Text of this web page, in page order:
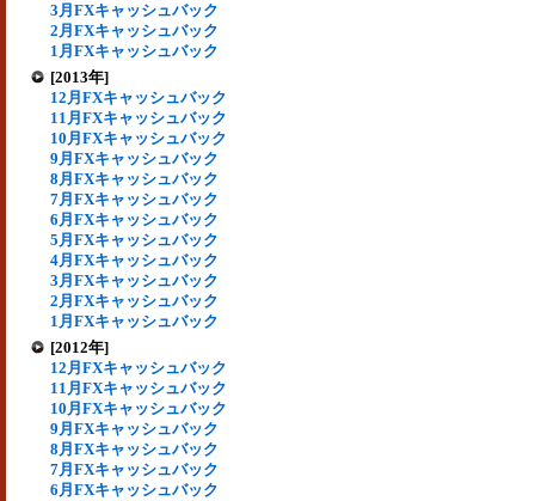
3月FXキャッシュバック
2月FXキャッシュバック
1月FXキャッシュバック
[2013年]
12月FXキャッシュバック
11月FXキャッシュバック
10月FXキャッシュバック
9月FXキャッシュバック
8月FXキャッシュバック
7月FXキャッシュバック
6月FXキャッシュバック
5月FXキャッシュバック
4月FXキャッシュバック
3月FXキャッシュバック
2月FXキャッシュバック
1月FXキャッシュバック
[2012年]
12月FXキャッシュバック
11月FXキャッシュバック
10月FXキャッシュバック
9月FXキャッシュバック
8月FXキャッシュバック
7月FXキャッシュバック
6月FXキャッシュバック